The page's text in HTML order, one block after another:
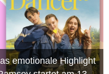
emotionale Highlight